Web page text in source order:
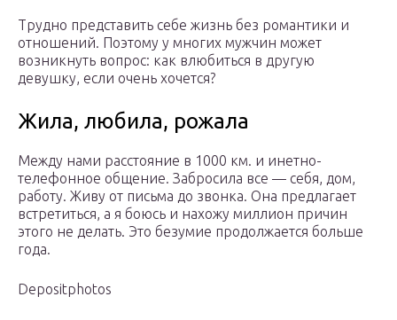
Трудно представить себе жизнь без романтики и
отношений. Поэтому у многих мужчин может
возникнуть вопрос: как влюбиться в другую
девушку, если очень хочется?
Жила, любила, рожала
Между нами расстояние в 1000 км. и инетно-
телефонное общение. Забросила все — себя, дом,
работу. Живу от письма до звонка. Она предлагает
встретиться, а я боюсь и нахожу миллион причин
этого не делать. Это безумие продолжается больше
года.
Depositphotos